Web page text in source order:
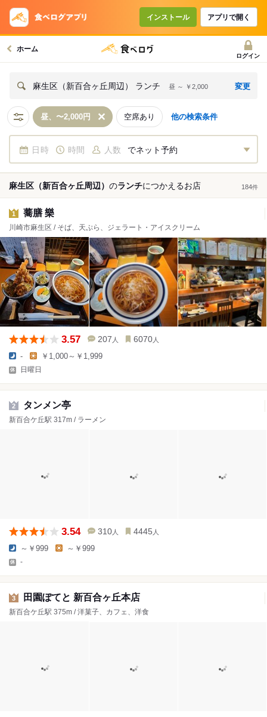
インストール アプリで開く
ホーム
ログイン
麻生区（新百合ヶ丘周辺） ランチ 昼 ～ ￥2,000 変更
昼、〜2,000円 空席あり 他の検索条件
日時 時間 人数 でネット予約
麻生区（新百合ヶ丘周辺） のランチにつかえるお店 184件
1 蕎膳 樂
川崎市麻生区 / そば、天ぷら、ジェラート・アイスクリーム
3.57 207 人 6070 人
- ￥1,000～￥1,999
日曜日
2 タンメン亭
新百合ケ丘駅 317m / ラーメン
3.54 310 人 4445 人
～￥999 ～￥999
-
3 田園ぽてと 新百合ヶ丘本店
新百合ケ丘駅 375m / 洋菓子、カフェ、洋食